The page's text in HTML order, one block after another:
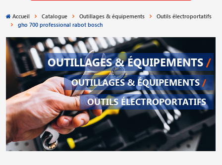
Accueil Catalogue Outillages & équipements
Outils électroportatifs
gho 700 professional rabot bosch
OUTILLAGES & ÉQUIPEMENTS /
OUTILLAGES & ÉQUIPEMENTS /
OUTILS ÉLECTROPORTATIFS